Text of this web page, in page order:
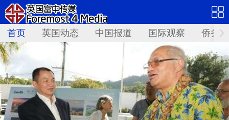
首页 英国动态 中国报道 国际观察 侨务